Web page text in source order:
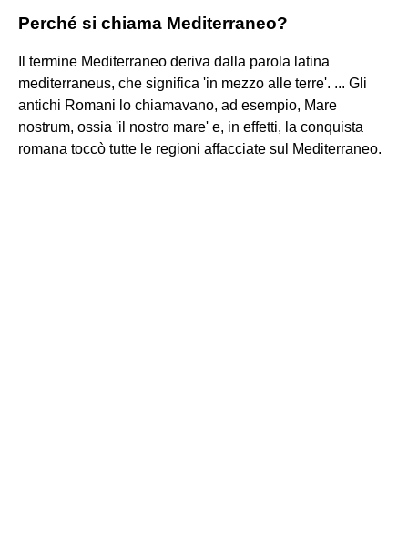
Perché si chiama Mediterraneo?
Il termine Mediterraneo deriva dalla parola latina
mediterraneus, che significa 'in mezzo alle terre'. ... Gli
antichi Romani lo chiamavano, ad esempio, Mare
nostrum, ossia 'il nostro mare' e, in effetti, la conquista
romana toccò tutte le regioni affacciate sul Mediterraneo.